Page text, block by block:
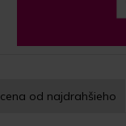
cena od najdrahšieho